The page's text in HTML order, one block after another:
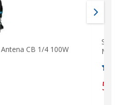
Antena CB 1/4 100W
Mhz